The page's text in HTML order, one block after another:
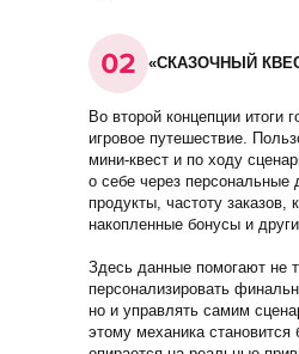
«СКАЗОЧНЫЙ
Во второй концепции итоги
игровое путешествие.
мини-квест и по ходу
о себе через
продукты, частоту заказов,
накопленные бонусы и
Здесь данные помогают не
персонализировать
но и управлять самим
этому механика